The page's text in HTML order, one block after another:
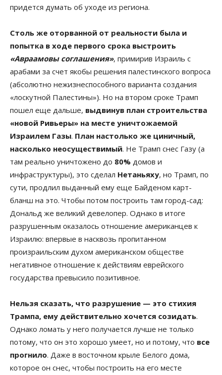
придется думать об уходе из региона.
Столь же оторванной от реальности была и
попытка в ходе первого срока выстроить
«Авраамовы соглашения», примирив Израиль с
арабами за счет якобы решения палестинского вопроса
(абсолютно нежизнеспособного варианта создания
«лоскутной Палестины»). Но на втором сроке Трамп
пошел еще дальше, выдвинув план строительства
«новой Ривьеры» на месте уничтожаемой
Израилем Газы. План настолько же циничный,
насколько неосуществимый. Не Трамп снес Газу (а
там реально уничтожено до 80% домов и
инфраструктуры), это сделал Нетаньяху, но Трамп, по
сути, продлил выданный ему еще Байденом карт-
бланш на это. Чтобы потом построить там город-сад:
Дональд же великий девелопер. Однако в итоге
разрушенным оказалось отношение американцев к
Израилю: впервые в насквозь пропитанном
произраильским духом американском обществе
негативное отношение к действиям еврейского
государства превысило позитивное.
Нельзя сказать, что разрушение — это стихия
Трампа, ему действительно хочется созидать.
Однако ломать у него получается лучше не только
потому, что он это хорошо умеет, но и потому, что все
прогнило. Даже в восточном крыле Белого дома,
которое он снес, чтобы построить на его месте